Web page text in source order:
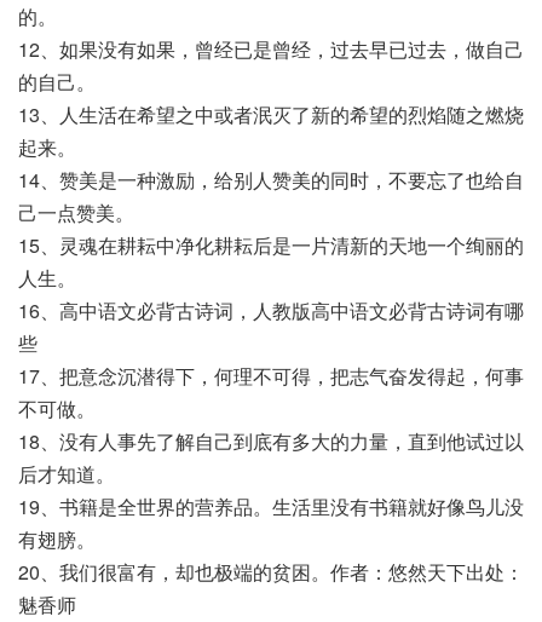
的。
12、如果没有如果，曾经已是曾经，过去早已过去，做自己
的自己。
13、人生活在希望之中或者泯灭了新的希望的烈焰随之燃烧
起来。
14、赞美是一种激励，给别人赞美的同时，不要忘了也给自
己一点赞美。
15、灵魂在耕耘中净化耕耘后是一片清新的天地一个绚丽的
人生。
16、高中语文必背古诗词，人教版高中语文必背古诗词有哪
些
17、把意念沉潜得下，何理不可得，把志气奋发得起，何事
不可做。
18、没有人事先了解自己到底有多大的力量，直到他试过以
后才知道。
19、书籍是全世界的营养品。生活里没有书籍就好像鸟儿没
有翅膀。
20、我们很富有，却也极端的贫困。作者：悠然天下出处：
魅香师